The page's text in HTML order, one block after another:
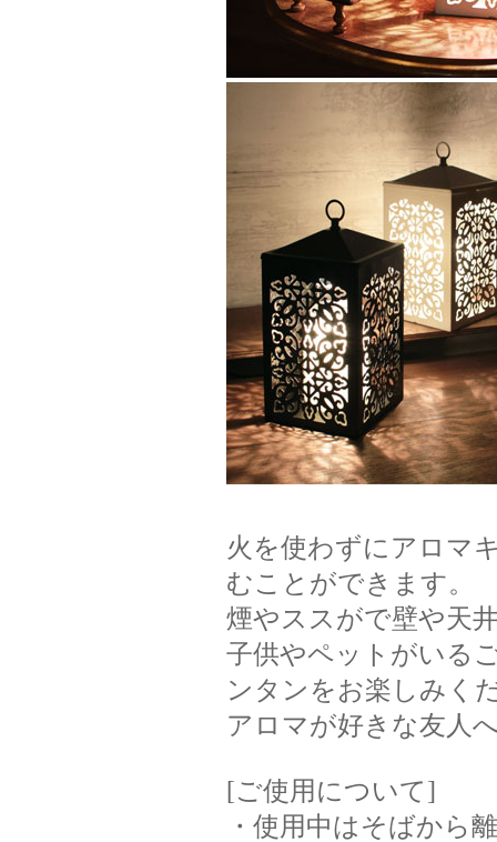
火を使わずにアロマ
むことができます。
煙やススがで壁や天
子供やペットがいる
ンタンをお楽しみく
アロマが好きな友人
[ご使用について]
・使用中はそばから